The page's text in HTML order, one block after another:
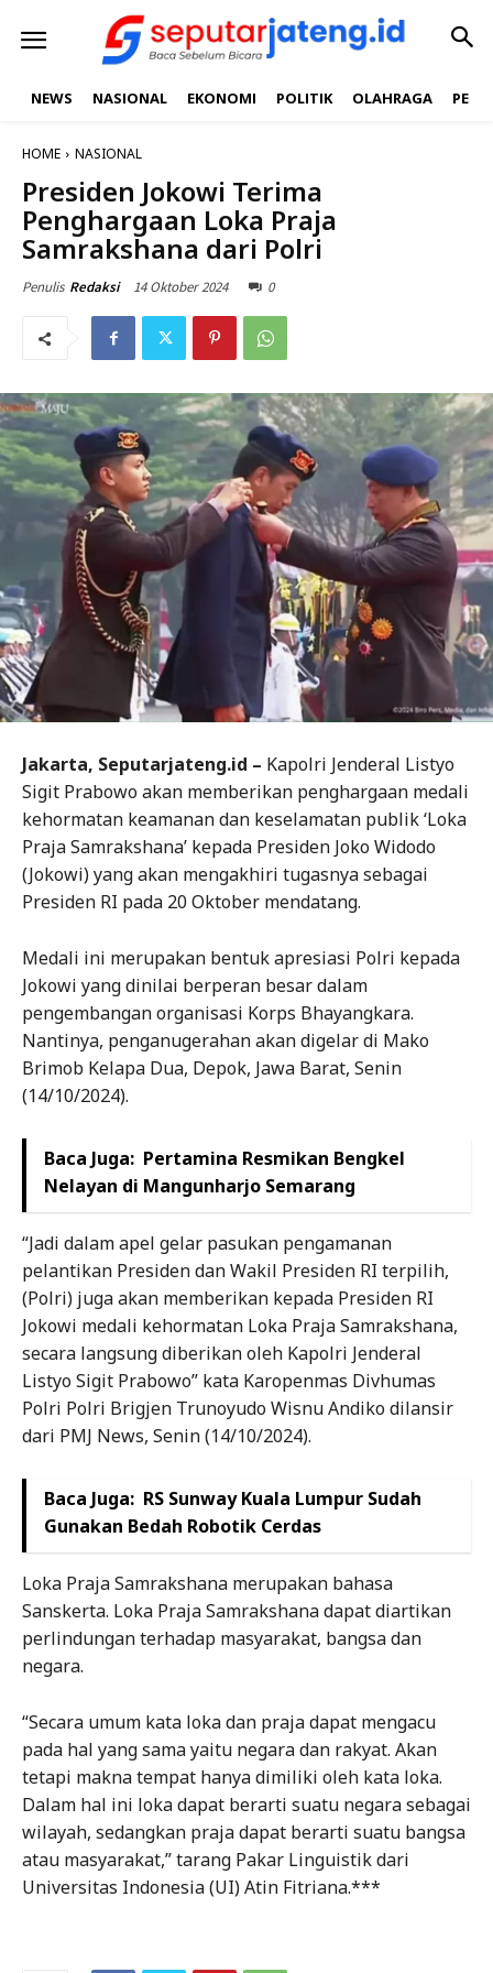
NEWS NASIONAL EKONOMI POLITIK OLAHRAGA
HOME NASIONAL
Presiden Jokowi Terima
Penghargaan Loka Praja
Samrakshana dari Polri
Penulis Redaksi 14 Oktober 2024 0
Jakarta, Seputarjateng.id – Kapolri Jenderal Listyo
Sigit Prabowo akan memberikan penghargaan medali
kehormatan keamanan dan keselamatan publik ‘Loka
Praja Samrakshana’ kepada Presiden Joko Widodo
(Jokowi) yang akan mengakhiri tugasnya sebagai
Presiden RI pada 20 Oktober mendatang.
Medali ini merupakan bentuk apresiasi Polri kepada
Jokowi yang dinilai berperan besar dalam
pengembangan organisasi Korps Bhayangkara.
Nantinya, penganugerahan akan digelar di Mako
Brimob Kelapa Dua, Depok, Jawa Barat, Senin
(14/10/2024).
Baca Juga: Pertamina Resmikan Bengkel
Nelayan di Mangunharjo Semarang
“Jadi dalam apel gelar pasukan pengamanan
pelantikan Presiden dan Wakil Presiden RI terpilih,
(Polri) juga akan memberikan kepada Presiden RI
Jokowi medali kehormatan Loka Praja Samrakshana,
secara langsung diberikan oleh Kapolri Jenderal
Listyo Sigit Prabowo” kata Karopenmas Divhumas
Polri Polri Brigjen Trunoyudo Wisnu Andiko dilansir
dari PMJ News, Senin (14/10/2024).
Baca Juga: RS Sunway Kuala Lumpur Sudah
Gunakan Bedah Robotik Cerdas
Loka Praja Samrakshana merupakan bahasa
Sanskerta. Loka Praja Samrakshana dapat diartikan
perlindungan terhadap masyarakat, bangsa dan
negara.
“Secara umum kata loka dan praja dapat mengacu
pada hal yang sama yaitu negara dan rakyat. Akan
tetapi makna tempat hanya dimiliki oleh kata loka.
Dalam hal ini loka dapat berarti suatu negara sebagai
wilayah, sedangkan praja dapat berarti suatu bangsa
atau masyarakat,” tarang Pakar Linguistik dari
Universitas Indonesia (UI) Atin Fitriana.***